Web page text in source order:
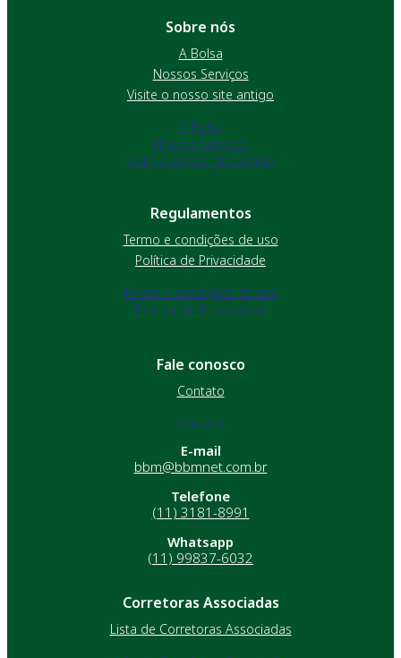
Sobre nós
A Bolsa
Nossos Serviços
Visite o nosso site antigo
A Bolsa
Nossos Serviços
Visite o nosso site antigo
Regulamentos
Termo e condições de uso
Política de Privacidade
Termo e condições de uso
Política de Privacidade
Fale conosco
Contato
Contato
E-mail
bbm@bbmnet.com.br
Telefone
(11) 3181-8991
Whatsapp
(11) 99837-6032
Corretoras Associadas
Lista de Corretoras Associadas